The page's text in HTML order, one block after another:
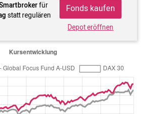
für
statt regulären
Fonds kaufen
Depot eröffnen